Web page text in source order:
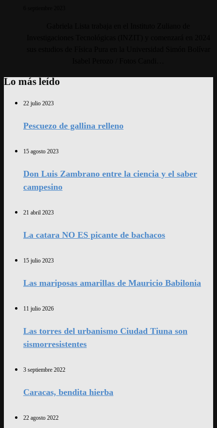
Lo más leído
22 julio 2023
Pescuezo de gallina relleno
15 agosto 2023
Don Luis Zambrano entre la ciencia y el saber
campesino
21 abril 2023
La catara NO ES picante de bachacos
15 julio 2023
Las mariposas amarillas de Mauricio Babilonia
11 julio 2026
Las torres del urbanismo Ciudad Tiuna son
sismorresistentes
3 septiembre 2022
Caracas, bendita hierba
22 agosto 2022